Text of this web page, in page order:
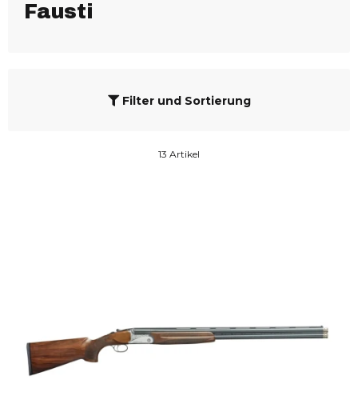
Fausti
Filter und Sortierung
13 Artikel